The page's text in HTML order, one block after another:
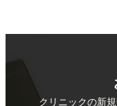
クリニックの新